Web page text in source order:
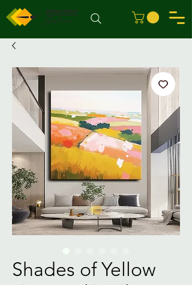
Shades of Yellow